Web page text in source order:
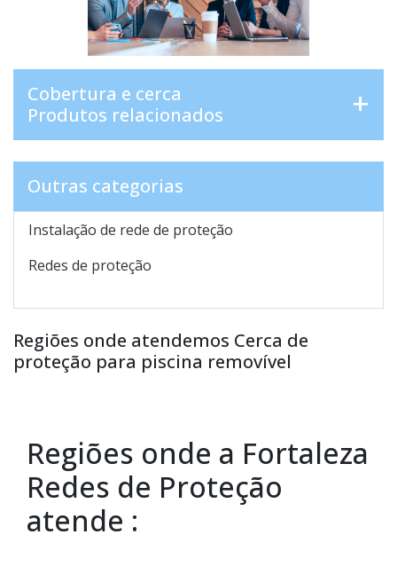
Cobertura e cerca
Produtos relacionados
Outras categorias
Instalação de rede de proteção
Redes de proteção
Regiões onde atendemos Cerca de
proteção para piscina removível
Regiões onde a Fortaleza
Redes de Proteção
atende :